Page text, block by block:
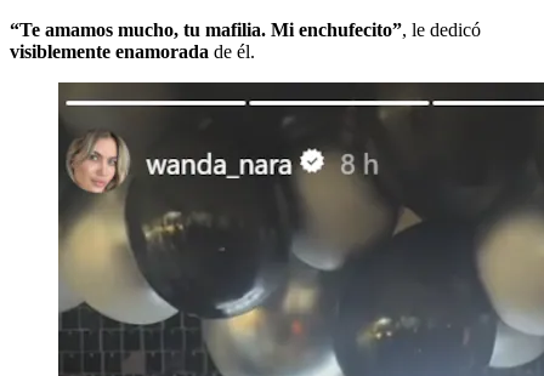
“Te amamos mucho, tu mafilia. Mi enchufecito”, le dedicó
visiblemente enamorada de él.